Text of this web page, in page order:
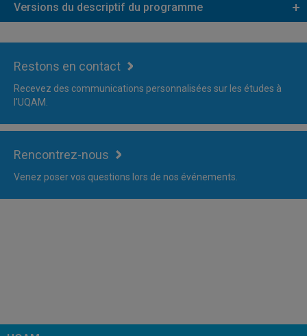
Versions du descriptif du programme
Restons en contact
Recevez des communications personnalisées sur les études à
l'UQAM.
Rencontrez-nous
Venez poser vos questions lors de nos événements.